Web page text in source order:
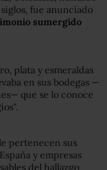
fue anunciado
sumergido
plata y esmeraldas
en sus bodegas —
que se lo conoce
pertenecen sus
y empresas
del hallazgo